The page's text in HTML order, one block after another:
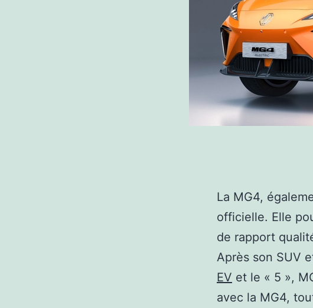
La MG4,
officielle. Elle
de rapport
Après son SUV
EV et le « 5 »,
avec la MG4,